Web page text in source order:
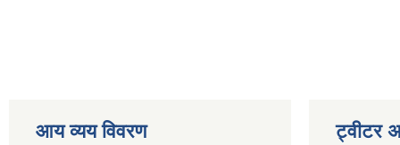
आय व्यय विवरण ट्वीटर